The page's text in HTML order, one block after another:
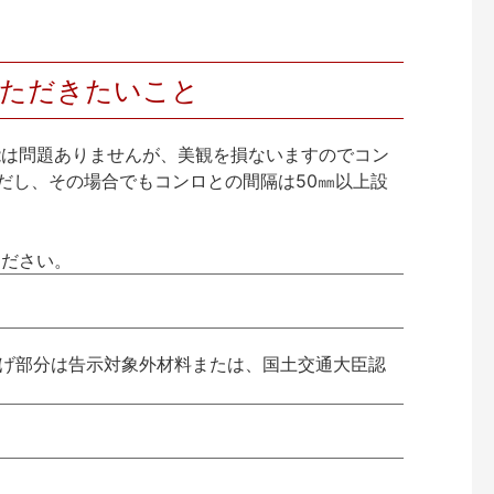
だきたいこと
問題ありませんが、美観を損ないますのでコン
し、その場合でもコンロとの間隔は50㎜以上設
さい。
部分は告示対象外材料または、国土交通大臣認